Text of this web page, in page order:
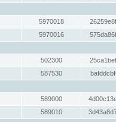
5970018
5970016
502300
587530
589000
589010